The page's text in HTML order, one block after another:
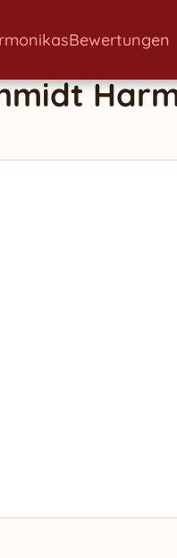
Bewertungen